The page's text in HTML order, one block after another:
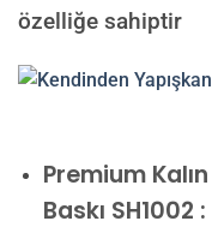
özelliğe sahiptir
Premium
Baskı SH1002 :